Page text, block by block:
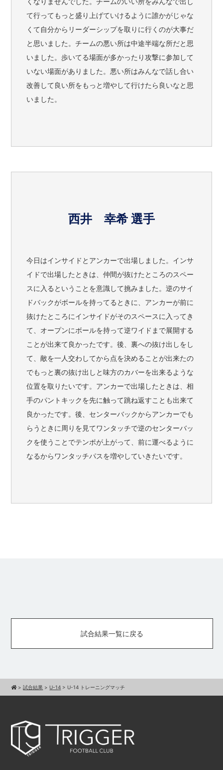
て行ってもっと盛り上げていけるように誰かがじゃな
くて自分からリーダーシップを取りに行くのが大事だ
と思いました。チームの悪い所は中途半端な所だと思
いました。歩いてる場面が多かったり攻撃に参加して
いない場面がありました。悪い所はみんなで話し合い
改善して良い所をもっと増やして行けたら良いなと思
いました。
西井 幸希 選手
今日はインサイドとアンカーで出場しました。インサ
イドで出場したときは、仲間が抜けたところのスペー
スに入るということを意識して挑みました。逆のサイ
ドバックがボールを持ってるときに、アンカーが前に
抜けたところにインサイドがそのスペースに入ってき
て、オープンにボールを持って逆ワイドまで展開する
ことが出来て良かったです。後、裏への抜け出しをし
て、敵を一人交わしてから点を決めることが出来たの
でもっと裏の抜け出しと味方のカバーを出来るような
位置を取りたいです。アンカーで出場したときは、相
手のパントキックを先に触って跳ね返すことも出来て
良かったです。後、センターバックからアンカーでも
らうときに周りを見てワンタッチで逆のセンターバッ
クを使うことでテンポが上がって、前に運べるように
なるからワンタッチパスを増やしていきたいです。
試合結果一覧に戻る
>試合結果 > U-14 > U-14 トレーニングマッチ